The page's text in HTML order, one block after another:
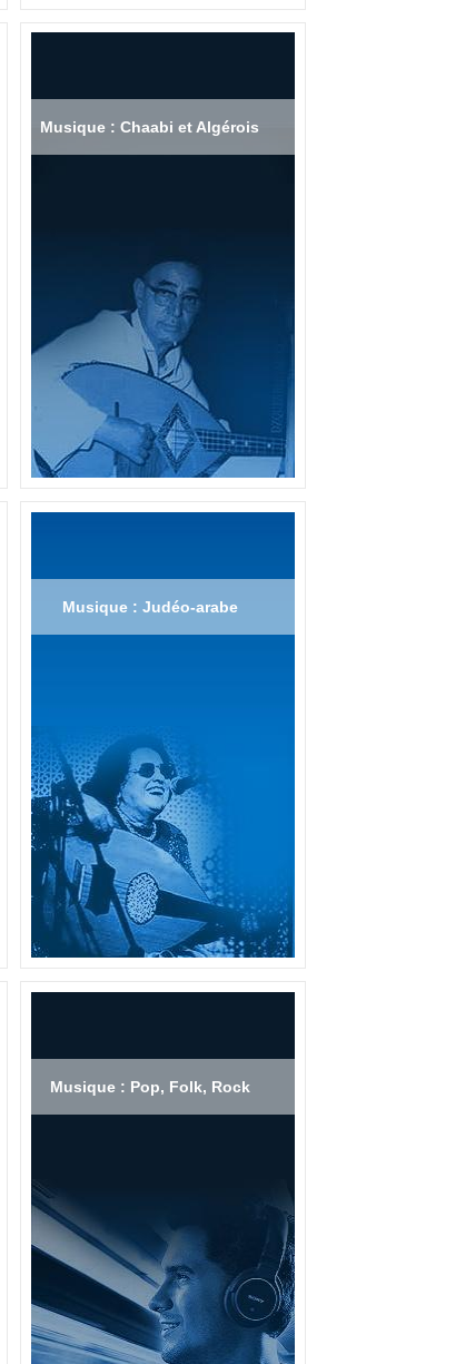
Musique : Chaabi et Algérois
Musique : Judéo-arabe
Musique : Pop, Folk, Rock